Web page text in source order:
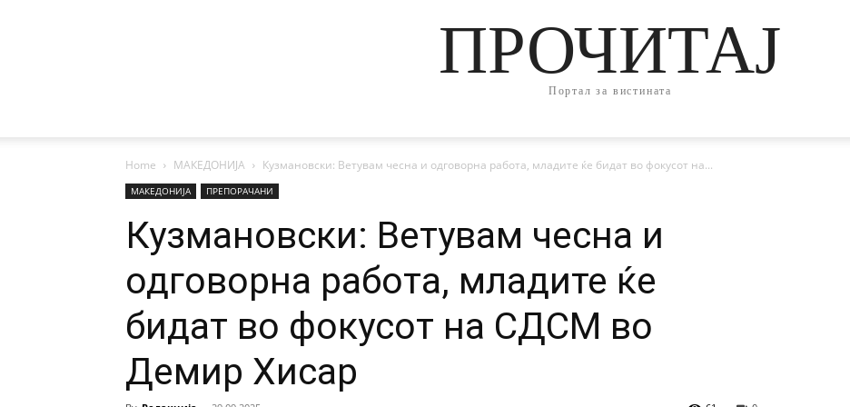
ПРОЧИТАЈ
Портал за вистината
Home МАКЕДОНИЈА Кузмановски: Ветувам чесна и одговорна работа, младите ќе бидат во фокусот на...
МАКЕДОНИЈА ПРЕПОРАЧАНИ
Кузмановски: Ветувам чесна и
одговорна работа, младите ќе
бидат во фокусот на СДСМ во
Демир Хисар